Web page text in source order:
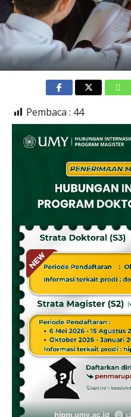
Pembaca : 44